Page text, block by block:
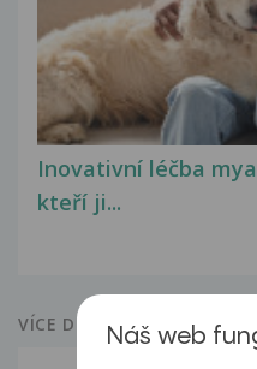
Inovativní léčba
kteří ji...
VÍCE DOTAZŮ Z PORADNY
Náš web